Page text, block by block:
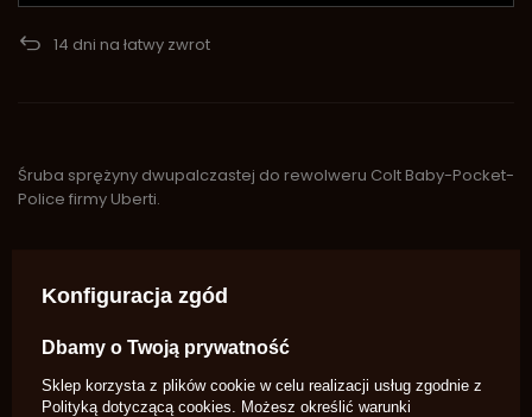
14 dni na łatwy zwrot
Śruba sprężyny dwupalczastej do rewolweru Colt Baby-Pocket-
Police firmy Uberti.
Symbol
SA1439 (L2)
Potrzebujesz pomocy? Masz pytania?
niezwłocznie, najciekawsze pytania i
odpowiedzi publikując dla innych.
Zadaj pytanie
Konfiguracja zgód
Dbamy o Twoją prywatność
Sklep korzysta z plików cookie w celu realizacji usług zgodnie z
Polityką dotyczącą cookies . Możesz określić warunki